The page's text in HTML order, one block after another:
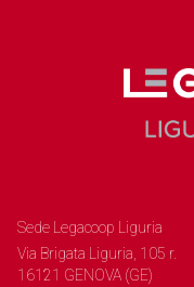
Sede Legacoop Liguria
Via Brigata Liguria, 105 r.
16121 GENOVA (GE)